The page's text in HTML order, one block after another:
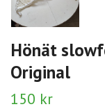
Hönät
Original
150 kr